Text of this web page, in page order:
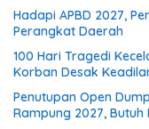
Hadapi APBD 2027,
Perangkat Daerah
100 Hari Tragedi
Korban Desak
Penutupan Open
Rampung 2027, Butuh